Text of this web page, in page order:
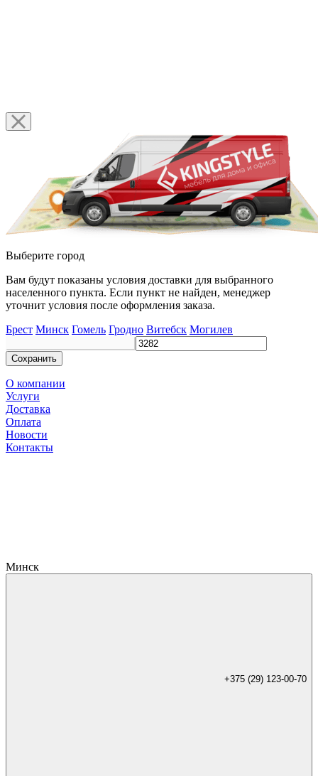
Выберите город
Вам будут показаны условия доставки для выбранного
населенного пункта. Если пункт не найден, менеджер
уточнит условия после оформления заказа.
Брест Минск Гомель Гродно Витебск Могилев
Сохранить
О компании
Услуги
Доставка
Оплата
Новости
Контакты
Минск
+375 (29) 123-00-70